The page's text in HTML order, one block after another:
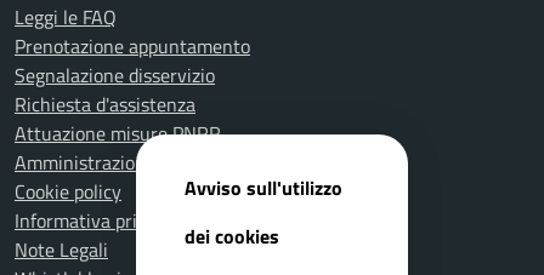
Leggi le FAQ
Prenotazione appuntamento
Segnalazione disservizio
Richiesta d'assistenza
Attuazione misure PNRR
Amministrazione trasparente
Cookie policy
Informativa privacy
Note Legali
Avviso sull'utilizzo
dei cookies